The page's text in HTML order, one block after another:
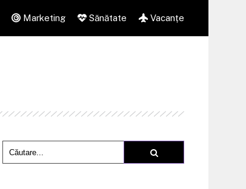
Marketing Sănătate Vacanțe